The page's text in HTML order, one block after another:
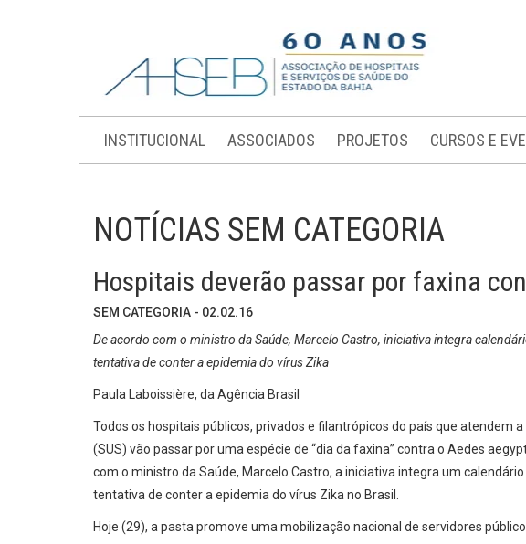
INSTITUCIONAL ASSOCIADOS PROJETOS CURSOS E
NOTÍCIAS SEM CATEGORIA
Hospitais deverão passar por faxina
SEM CATEGORIA - 02.02.16
De acordo com o ministro da Saúde, Marcelo Castro, iniciativa integra
tentativa de conter a epidemia do vírus Zika
Paula Laboissière, da Agência Brasil
Todos os hospitais públicos, privados e filantrópicos do país que atendem
(SUS) vão passar por uma espécie de “dia da faxina” contra o Aedes
com o ministro da Saúde, Marcelo Castro, a iniciativa integra um
tentativa de conter a epidemia do vírus Zika no Brasil.
Hoje (29), a pasta promove uma mobilização nacional de servidores